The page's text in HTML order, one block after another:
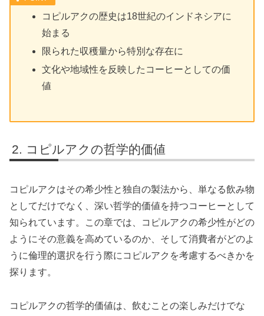
コピルアクの歴史は18世紀のインドネシアに
始まる
限られた収穫量から特別な存在に
文化や地域性を反映したコーヒーとしての価
値
コピルアクの哲学的価値
コピルアクはその希少性と独自の製法から、単なる飲み物
としてだけでなく、深い哲学的価値を持つコーヒーとして
知られています。この章では、コピルアクの希少性がどの
ようにその意義を高めているのか、そして消費者がどのよ
うに倫理的選択を行う際にコピルアクを考慮するべきかを
探ります。
コピルアクの哲学的価値は、飲むことの楽しみだけでな